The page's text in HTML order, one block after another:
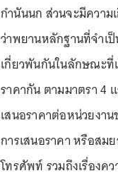
กำนันนก ส่วนจะมีความ
ว่าพยานหลักฐานที่จำเ
เกี่ยวพันกันในลักษณะที่
ราคากัน ตามมาตรา 4
เสนอราคาต่อหน่วยงา
การเสนอราคา หรือสม
โทรศัพท์ รวมถึงเรื่อง